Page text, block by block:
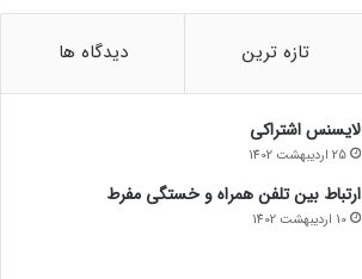
تازه ترین دیدگاه ها
لایسنس اشتراکی
25 اردیبهشت 1402
ارتباط بین تلفن همراه و خستگی مفرط
10 اردیبهشت 1402